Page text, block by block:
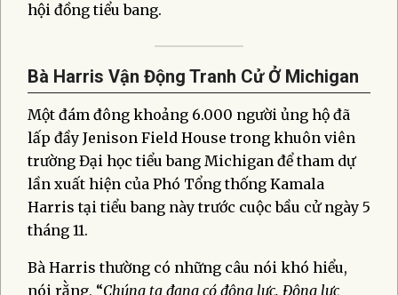
hội đồng tiểu bang.
Bà Harris Vận Động Tranh Cử Ở Michigan
Một đám đông khoảng 6.000 người ủng hộ đã
lấp đầy Jenison Field House trong khuôn viên
trường Đại học tiểu bang Michigan để tham dự
lần xuất hiện của Phó Tổng thống Kamala
Harris tại tiểu bang này trước cuộc bầu cử ngày 5
tháng 11.
Bà Harris thường có những câu nói khó hiểu,
nói rằng, “Chúng ta đang có động lực. Động lực